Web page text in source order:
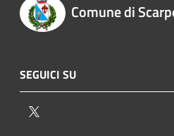
Comune di
SEGUICI SU